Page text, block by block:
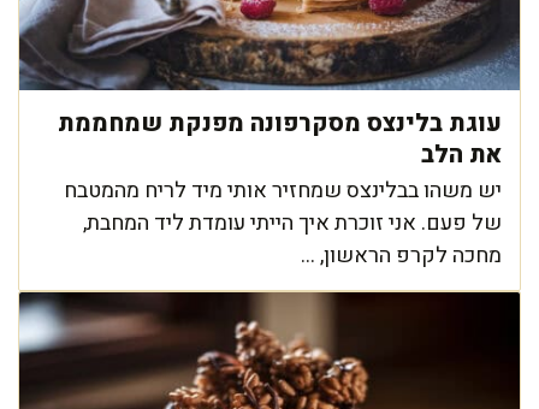
עוגת בלינצס מסקרפונה מפנקת שמחממת
את הלב
יש משהו בבלינצס שמחזיר אותי מיד לריח מהמטבח
של פעם. אני זוכרת איך הייתי עומדת ליד המחבת,
מחכה לקרפ הראשון, ...